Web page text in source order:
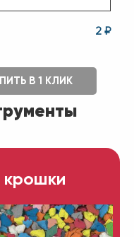
2 ₽
В 1 КЛИК
крошки